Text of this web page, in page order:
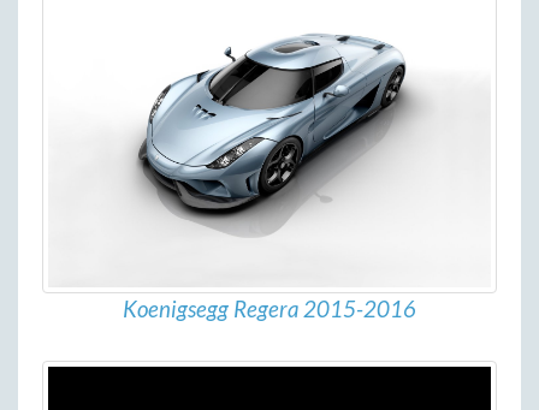
Koenigsegg Regera 2015-2016